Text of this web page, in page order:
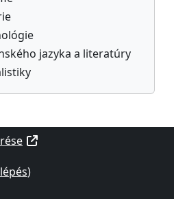
jazyka a literatúry
)